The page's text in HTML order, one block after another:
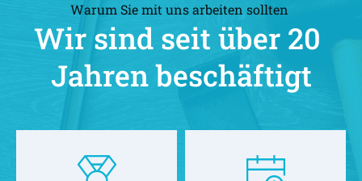
Warum Sie mit uns arbeiten sollten
Wir sind seit über 20
Jahren beschäftigt